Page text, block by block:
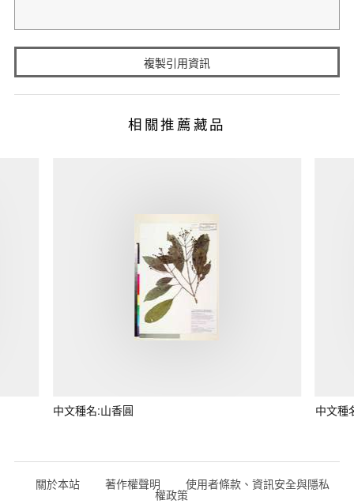
複製引用資訊
相關推薦藏品
中文種名:山香圓 中文種
關於本站 著作權聲明 使用者條款、資訊安全與隱私
權政策